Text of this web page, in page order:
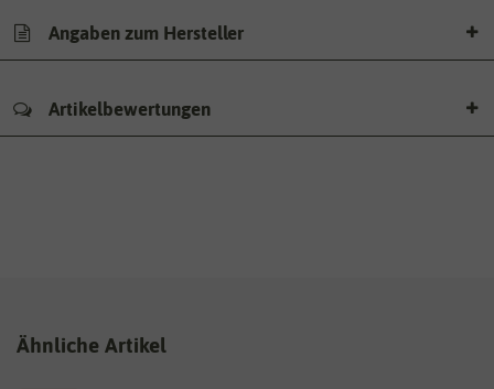
Angaben zum Hersteller
Artikelbewertungen
Ähnliche Artikel